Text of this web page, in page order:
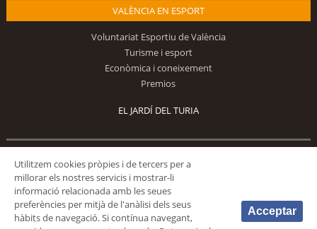
VALÈNCIA EN ESPORT
Voluntariat Esportiu de València
Turisme i esport
Econòmica i coneixement
Premios
EL JARDÍ DEL TURIA
Utilitzem cookies pròpies i de tercers per a
millorar els nostres servicis i mostrar-li
informació relacionada amb les seues
preferències per mitjà de l'anàlisi dels seus
hàbits de navegació. Si contínua navegant,
Acceptar